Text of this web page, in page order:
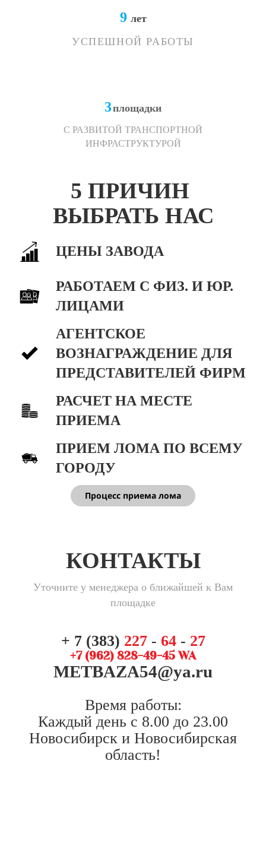
9 лет
УСПЕШНОЙ РАБОТЫ
3площадки
С РАЗВИТОЙ ТРАНСПОРТНОЙ
ИНФРАСТРУКТУРОЙ
5 ПРИЧИН
ВЫБРАТЬ НАС
ЦЕНЫ ЗАВОДА
РАБОТАЕМ С ФИЗ. И ЮР.
ЛИЦАМИ
АГЕНТСКОЕ
ВОЗНАГРАЖДЕНИЕ ДЛЯ
ПРЕДСТАВИТЕЛЕЙ ФИРМ
РАСЧЕТ НА МЕСТЕ
ПРИЕМА
ПРИЕМ ЛОМА ПО ВСЕМУ
ГОРОДУ
Процесс приема лома
КОНТАКТЫ
Уточните у менеджера о ближайшей к Вам
площадке
+ 7 (383) 227- 64- 27
+7 (962) 828-49-45 WA
METBAZA54@ya.ru
Время работы:
Каждый день с 8.00 до 23.00
Новосибирск и Новосибирская
область!